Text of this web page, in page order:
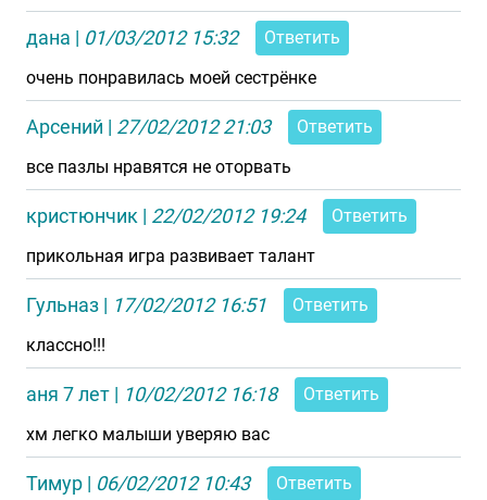
дана | 01/03/2012 15:32
Ответить
очень понравилась моей сестрёнке
Арсений | 27/02/2012 21:03
Ответить
все пазлы нравятся не оторвать
кристюнчик | 22/02/2012 19:24
Ответить
прикольная игра развивает талант
Гульназ | 17/02/2012 16:51
Ответить
классно!!!
аня 7 лет | 10/02/2012 16:18
Ответить
хм легко малыши уверяю вас
Тимур | 06/02/2012 10:43
Ответить